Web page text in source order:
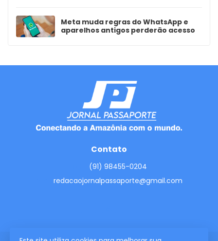
Meta muda regras do WhatsApp e
aparelhos antigos perderão acesso
Contato
(91) 98455-0204
redacaojornalpassaporte@gmail.com